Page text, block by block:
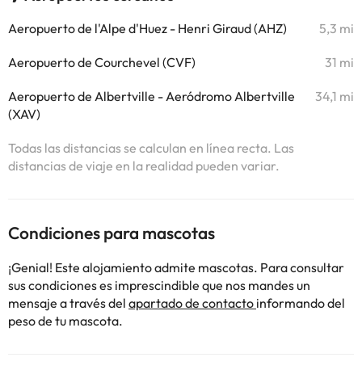
Aeropuerto de l'Alpe d'Huez - Henri Giraud (AHZ) 5,3 mi
Aeropuerto de Courchevel (CVF) 31 mi
Aeropuerto de Albertville - Aeródromo Albertville
(XAV)
34,1 mi
Todas las distancias se calculan en línea recta. Las
distancias de viaje en la realidad pueden variar.
Condiciones para mascotas
¡Genial! Este alojamiento admite mascotas. Para consultar
sus condiciones es imprescindible que nos mandes un
mensaje a través del apartado de contacto informando del
peso de tu mascota.